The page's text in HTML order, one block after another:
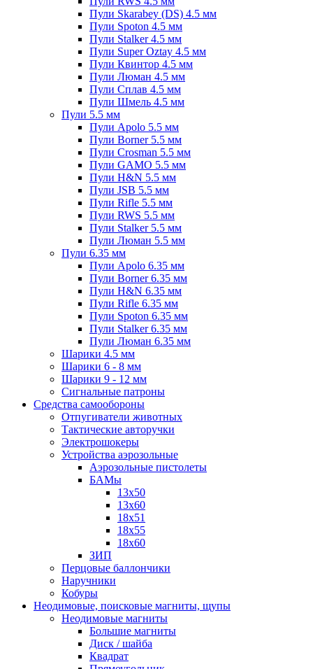
Пули Skarabey (DS) 4.5 мм
Пули Spoton 4.5 мм
Пули Stalker 4.5 мм
Пули Super Oztay 4.5 мм
Пули Квинтор 4.5 мм
Пули Люман 4.5 мм
Пули Сплав 4.5 мм
Пули Шмель 4.5 мм
Пули 5.5 мм
Пули Apolo 5.5 мм
Пули Borner 5.5 мм
Пули Crosman 5.5 мм
Пули GAMO 5.5 мм
Пули H&N 5.5 мм
Пули JSB 5.5 мм
Пули Rifle 5.5 мм
Пули RWS 5.5 мм
Пули Stalker 5.5 мм
Пули Люман 5.5 мм
Пули 6.35 мм
Пули Apolo 6.35 мм
Пули Borner 6.35 мм
Пули H&N 6.35 мм
Пули Rifle 6.35 мм
Пули Spoton 6.35 мм
Пули Stalker 6.35 мм
Пули Люман 6.35 мм
Шарики 4.5 мм
Шарики 6 - 8 мм
Шарики 9 - 12 мм
Сигнальные патроны
Средства самообороны
Отпугиватели животных
Тактические авторучки
Электрошокеры
Устройства аэрозольные
Аэрозольные пистолеты
БАМы
13х50
13х60
18х51
18х55
18х60
ЗИП
Перцовые баллончики
Наручники
Кобуры
Неодимовые, поисковые магниты, щупы
Неодимовые магниты
Большие магниты
Диск / шайба
Квадрат